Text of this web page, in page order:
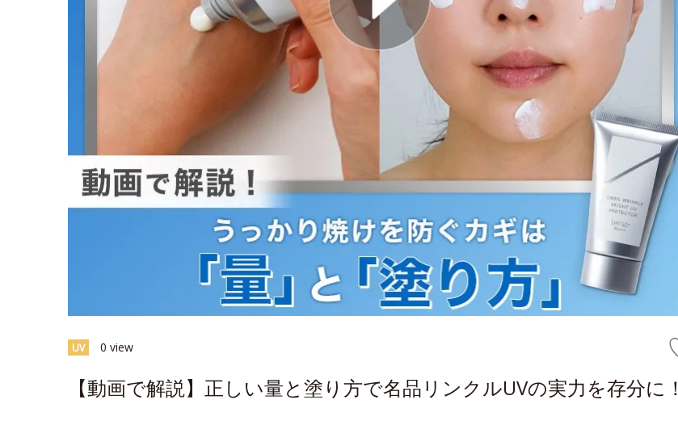
UV 0 view
【動画で解説】正しい量と塗り方で名品リンクルUVの実力を存分に！